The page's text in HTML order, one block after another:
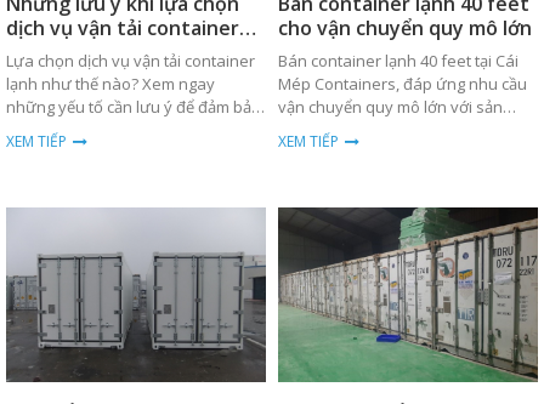
dịch vụ vận tải container
lạnh
Lựa chọn dịch vụ vận tải container
lạnh như thế nào? Xem ngay
những yếu tố cần lưu ý để đảm bảo
hàng hóa được bảo quản tốt nhất.
XEM TIẾP
cho vận chuyển quy mô lớn
Bán container lạnh 40 feet tại Cái
Mép Containers, đáp ứng nhu cầu
vận chuyển quy mô lớn với sản
phẩm chất lượng cao, bền bỉ và giá
thành cạnh tranh.
XEM TIẾP